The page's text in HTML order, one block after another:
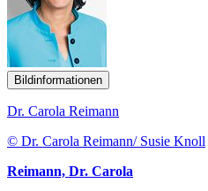
Bildinformationen
Dr. Carola Reimann
© Dr. Carola Reimann/ Susie Knoll
Reimann, Dr. Carola